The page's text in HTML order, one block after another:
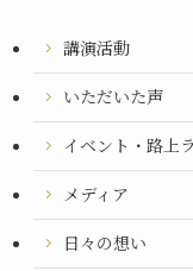
講演活動
いただいた声
イベント・路上
メディア
日々の想い